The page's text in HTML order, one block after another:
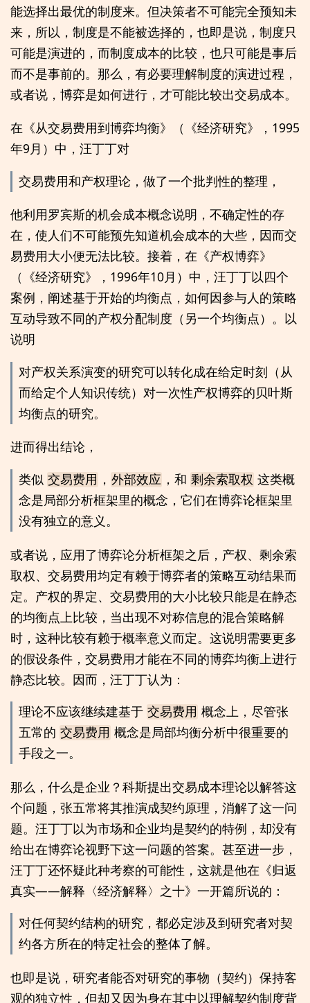
能选择出最优的制度来。但决策者不可能完全预知未
来，所以，制度是不能被选择的，也即是说，制度只
可能是演进的，而制度成本的比较，也只可能是事后
而不是事前的。那么，有必要理解制度的演进过程，
或者说，博弈是如何进行，才可能比较出交易成本。
在《从交易费用到博弈均衡》（《经济研究》，1995
年9月）中，汪丁丁对
交易费用和产权理论，做了一个批判性的整理，
他利用罗宾斯的机会成本概念说明，不确定性的存
在，使人们不可能预先知道机会成本的大些，因而交
易费用大小便无法比较。接着，在《产权博弈》
（《经济研究》，1996年10月）中，汪丁丁以四个
案例，阐述基于开始的均衡点，如何因参与人的策略
互动导致不同的产权分配制度（另一个均衡点）。以
说明
对产权关系演变的研究可以转化成在给定时刻（从
而给定个人知识传统）对一次性产权博弈的贝叶斯
均衡点的研究。
进而得出结论，
类似 交易费用 ， 外部效应 ，和 剩余索取权 这类概
念是局部分析框架里的概念，它们在博弈论框架里
没有独立的意义。
或者说，应用了博弈论分析框架之后，产权、剩余索
取权、交易费用均定有赖于博弈者的策略互动结果而
定。产权的界定、交易费用的大小比较只能是在静态
的均衡点上比较，当出现不对称信息的混合策略解
时，这种比较有赖于概率意义而定。这说明需要更多
的假设条件，交易费用才能在不同的博弈均衡上进行
静态比较。因而，汪丁丁认为：
理论不应该继续建基于 交易费用 概念上，尽管张
五常的 交易费用 概念是局部均衡分析中很重要的
手段之一。
那么，什么是企业？科斯提出交易成本理论以解答这
个问题，张五常将其推演成契约原理，消解了这一问
题。汪丁丁以为市场和企业均是契约的特例，却没有
给出在博弈论视野下这一问题的答案。甚至进一步，
汪丁丁还怀疑此种考察的可能性，这就是他在《归返
真实——解释〈经济解释〉之十》一开篇所说的：
对任何契约结构的研究，都必定涉及到研究者对契
约各方所在的特定社会的整体了解。
也即是说，研究者能否对研究的事物（契约）保持客
观的独立性，但却又因为身在其中以理解契约制度背